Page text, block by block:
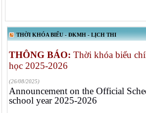
THỜI KHÓA BIỂU - ĐKMH - LỊCH THI
THÔNG BÁO: Thời khóa biểu
học 2025-2026
(26/08/2025)
Announcement on the Official
school year 2025-2026